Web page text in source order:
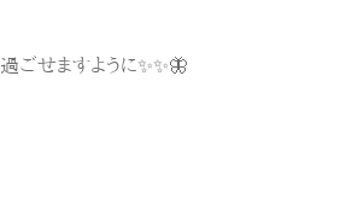
ごせますように✨✨🦋